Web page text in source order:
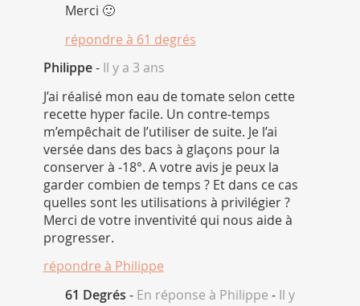
Merci 🙂
répondre à 61 degrés
Philippe- Il y a 3 ans
J’ai réalisé mon eau de tomate selon cette
recette hyper facile. Un contre-temps
m’empêchait de l’utiliser de suite. Je l’ai
versée dans des bacs à glaçons pour la
conserver à -18°. A votre avis je peux la
garder combien de temps ? Et dans ce cas
quelles sont les utilisations à privilégier ?
Merci de votre inventivité qui nous aide à
progresser.
répondre à Philippe
61 Degrés - En réponse à Philippe - Il y